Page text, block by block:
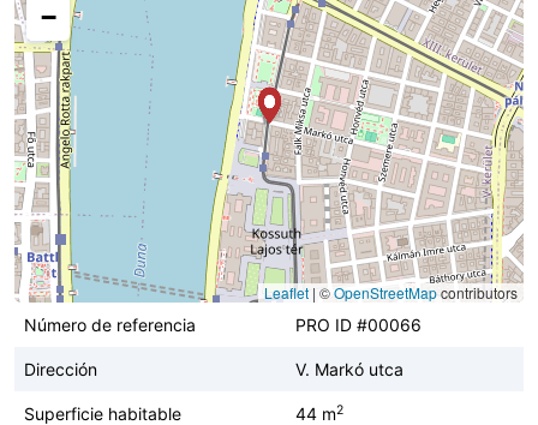
−
Leaflet | ©OpenStreetMapcontributors
Número de referencia
PRO ID #00066
Dirección V. Markó utca
Superficie habitable 44 m2